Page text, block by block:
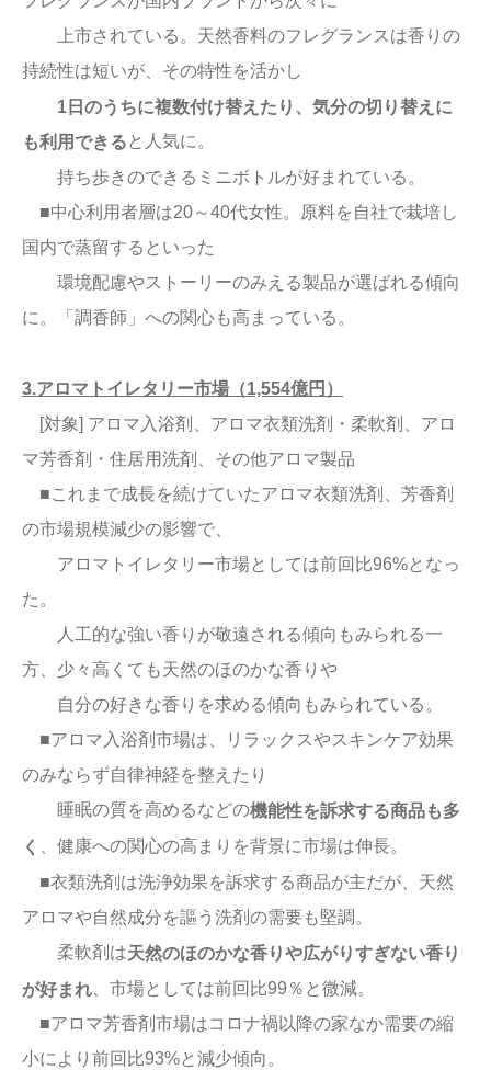
上市されている。天然香料のフレグランスは香りの
持続性は短いが、その特性を活かし
1日のうちに複数付け替えたり、気分の切り替えに
も利用できる と人気に。
持ち歩きのできるミニボトルが好まれている。
■中心利用者層は20～40代女性。原料を自社で栽培し
国内で蒸留するといった
環境配慮やストーリーのみえる製品が選ばれる傾向
に。「調香師」への関心も高まっている。
3.アロマトイレタリー市場（1,554億円）
[対象] アロマ入浴剤、アロマ衣類洗剤・柔軟剤、アロ
マ芳香剤・住居用洗剤、その他アロマ製品
■これまで成長を続けていたアロマ衣類洗剤、芳香剤
の市場規模減少の影響で、
アロマトイレタリー市場としては前回比96%となっ
た。
人工的な強い香りが敬遠される傾向もみられる一
方、少々高くても天然のほのかな香りや
自分の好きな香りを求める傾向もみられている。
■アロマ入浴剤市場は、リラックスやスキンケア効果
のみならず自律神経を整えたり
睡眠の質を高めるなどの機能性を訴求する商品も多
く
、健康への関心の高まりを背景に市場は伸長。
■衣類洗剤は洗浄効果を訴求する商品が主だが、天然
アロマや自然成分を謳う洗剤の需要も堅調。
柔軟剤は天然のほのかな香りや広がりすぎない香り
が好まれ 、市場としては前回比99％と微減。
■アロマ芳香剤市場はコロナ禍以降の家なか需要の縮
小により前回比93%と減少傾向。